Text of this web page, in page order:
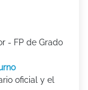
- FP de Grado
oficial y el